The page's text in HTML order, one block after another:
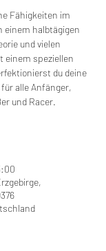
Fähigkeiten im
einem halbtägigen
und vielen
einem speziellen
du deine
alle Anfänger,
und Racer.